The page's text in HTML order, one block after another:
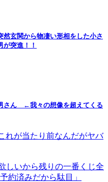
玄関から物凄い形相をした小さ
突進！！
さん ←我々の想像を超えてくる
れが当たり前なんだがヤバ
しいから残りの一番くじ全
約済みだから駄目」